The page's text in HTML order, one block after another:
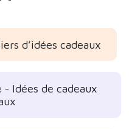
d’idées cadeaux
- Idées de cadeaux